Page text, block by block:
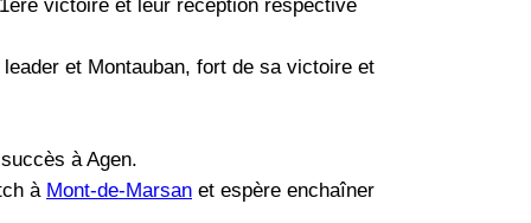
victoire et leur réception respective
et Montauban, fort de sa victoire et
à Agen.
à Mont-de-Marsan et espère enchaîner